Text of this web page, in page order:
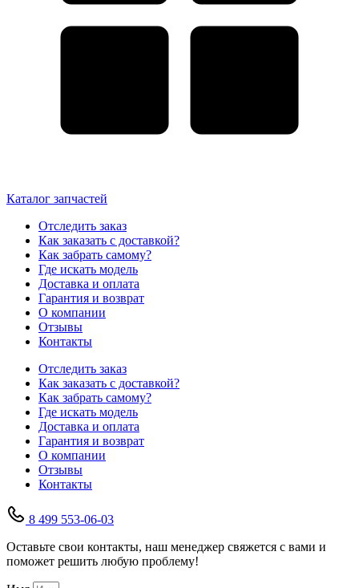
Каталог запчастей
Отследить заказ
Как заказать с доставкой?
Как забрать самому?
Где искать модель
Доставка и оплата
Гарантия и возврат
О компании
Отзывы
Контакты
Отследить заказ
Как заказать с доставкой?
Как забрать самому?
Где искать модель
Доставка и оплата
Гарантия и возврат
О компании
Отзывы
Контакты
8 499 553-06-03
Оставьте свои контакты, наш менеджер свяжется с вами и
поможет решить любую проблему!